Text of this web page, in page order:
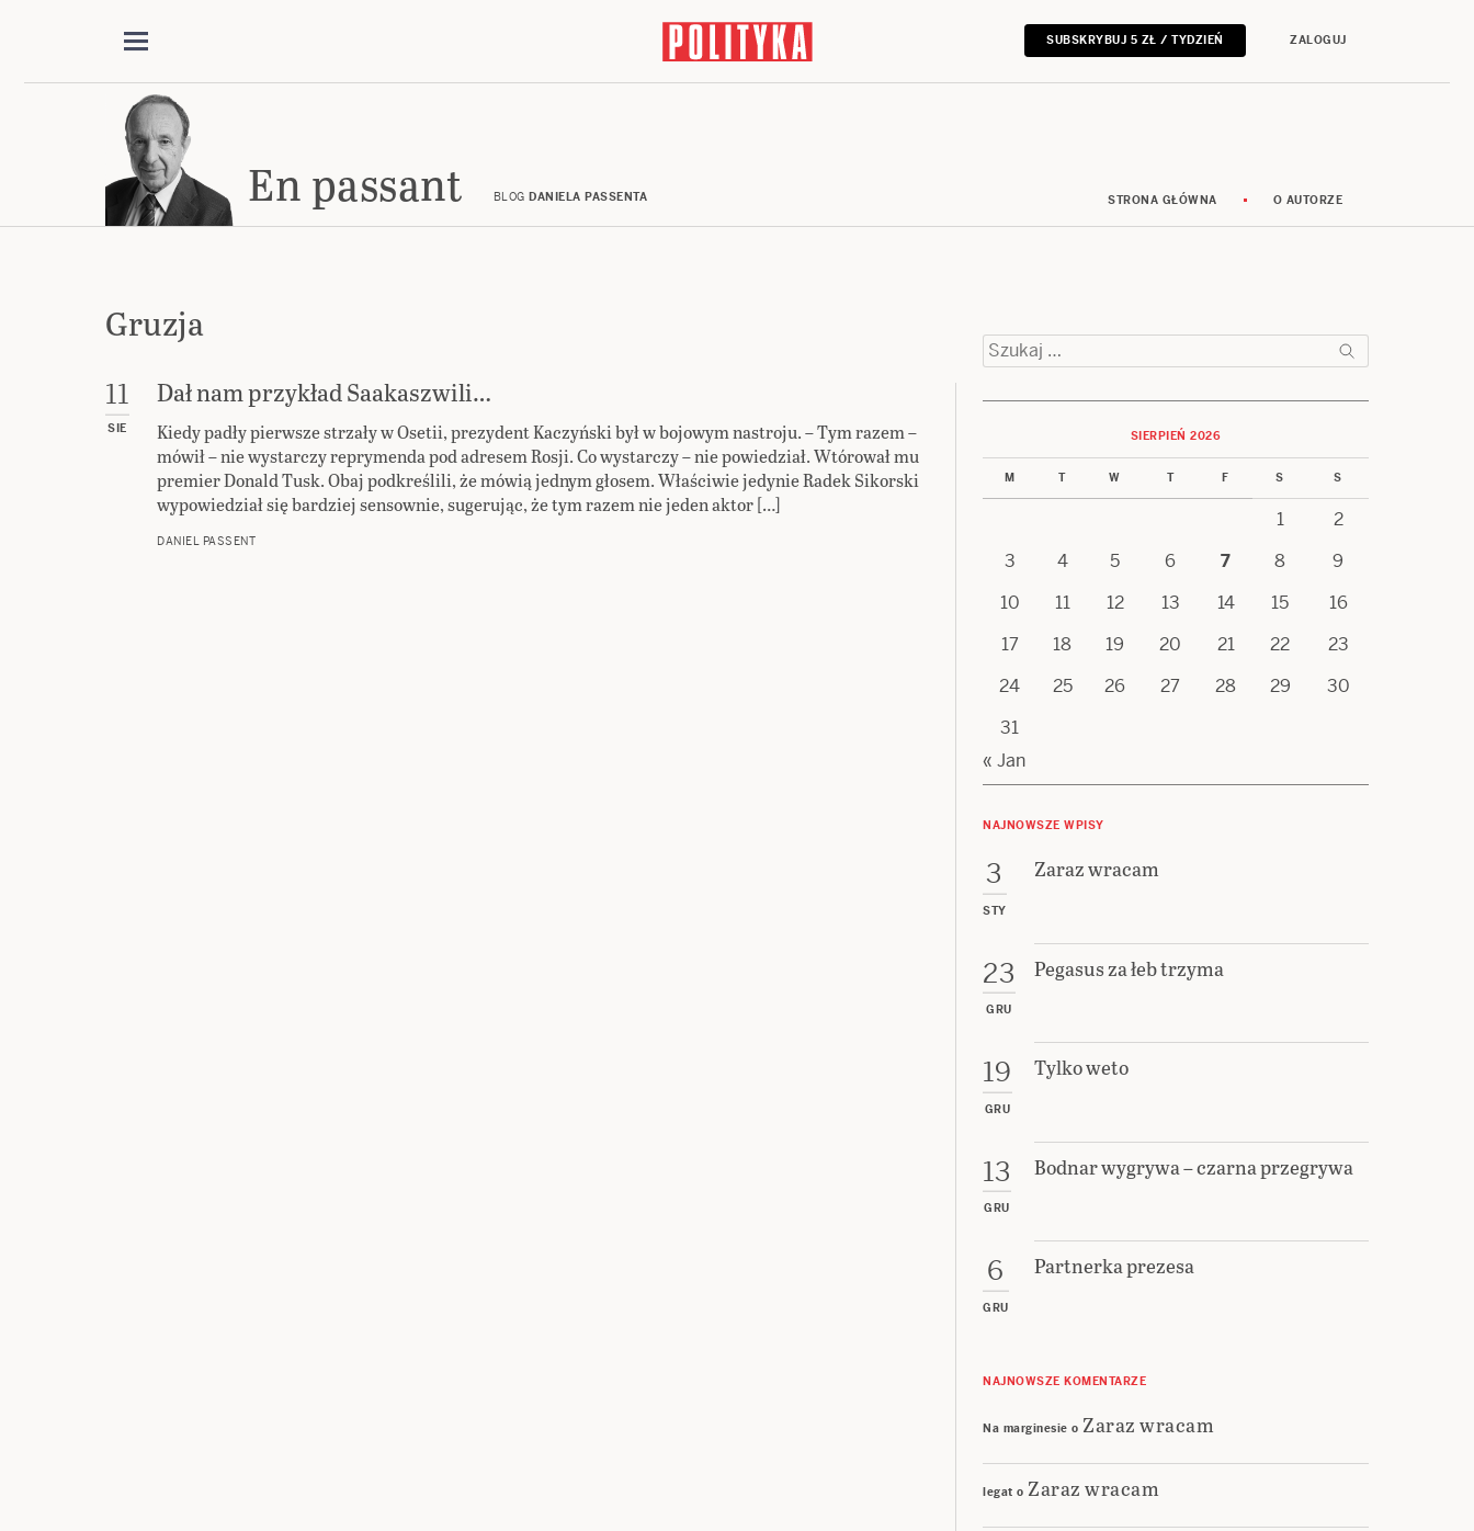
SUBSKRYBUJ 5 ZŁ / TYDZIEŃ ZALOGUJ
En passant BLOG DANIELA PASSENTA STRONA GŁÓWNA O AUTORZE
Gruzja
11
SIE
Dał nam przykład Saakaszwili…
Kiedy padły pierwsze strzały w Osetii, prezydent Kaczyński był w bojowym nastroju. – Tym razem –
mówił – nie wystarczy reprymenda pod adresem Rosji. Co wystarczy – nie powiedział. Wtórował mu
premier Donald Tusk. Obaj podkreślili, że mówią jednym głosem. Właściwie jedynie Radek Sikorski
wypowiedział się bardziej sensownie, sugerując, że tym razem nie jeden aktor […]
DANIEL PASSENT
Szukaj:
SIERPIEŃ 2026
M T W T F S S
1
2
3
4 5 6 7 8
9
10
11 12 13 14 15
16
17
18 19 20 21 22
23
24
25 26 27 28 29
30
31
« Jan
NAJNOWSZE WPISY
3
STY
Zaraz wracam
23
GRU
Pegasus za łeb trzyma
19
GRU
Tylko weto
13
GRU
Bodnar wygrywa – czarna przegrywa
6
GRU
Partnerka prezesa
NAJNOWSZE KOMENTARZE
Na marginesie o Zaraz wracam
legat o Zaraz wracam